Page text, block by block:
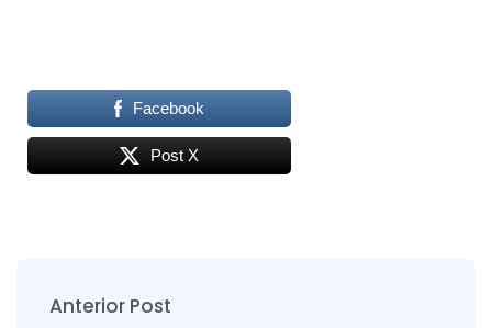
Facebook
Post X
Anterior Post